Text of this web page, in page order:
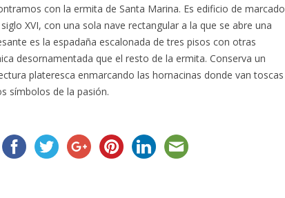
con la ermita de Santa Marina. Es edificio de marcado
XVI, con una sola nave rectangular a la que se abre una
es la espadaña escalonada de tres pisos con otras
desornamentada que el resto de la ermita. Conserva un
plateresca enmarcando las hornacinas donde van toscas
símbolos de la pasión.